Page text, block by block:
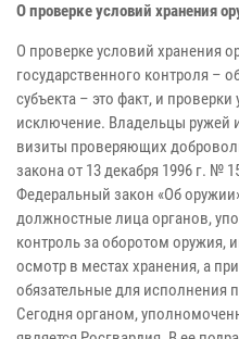
О проверке условий хранения
О проверке условий хранения
государственного контроля –
субъекта – это факт, и
исключение. Владельцы ружей
визиты проверяющих
закона от 13 декабря 1996 г. №
Федеральный закон «Об
должностные лица органов,
контроль за оборотом оружия,
осмотр в местах хранения, а
обязательные для исполнения
Сегодня органом,